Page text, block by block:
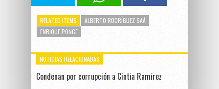
RELATED ITEMS
ALBERTO RODRÍGUEZ SAÁ
ENRIQUE PONCE
NOTICIAS RELACIONADAS
Condenan por corrupción a Cintia Ramírez